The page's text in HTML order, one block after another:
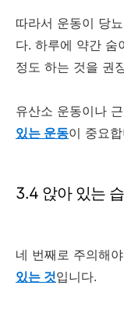
따라서 운동이 당
다. 하루에 약간 숨
정도 하는 것을 권
유산소 운동이나
있는 운동이 중요
3.4 앉아 있는
네 번째로 주의해
있는 것입니다.